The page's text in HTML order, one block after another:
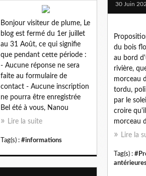
Bonjour visiteur de plume, Le
blog est fermé du 1er juillet
au 31 Août, ce qui signifie
que pendant cette période :
- Aucune réponse ne sera
faite au formulaire de
contact - Aucune inscription
ne pourra être enregistrée
Bel été à vous, Nanou
Lire la suite
Tag(s) : #informations
30 Juin
du bois
au bord
rivière,
morceau
tordu,
par le
croire
morceau
Lire la
Tag(s) :